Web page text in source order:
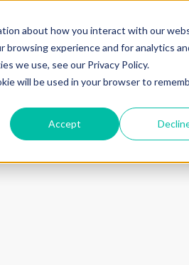
about how you interact with our
browsing experience and for analytics
we use, see our Privacy Policy.
will be used in your browser to
Accept
+33683110097
contact@urbanhouse360.com
Nos Biens Nos infos